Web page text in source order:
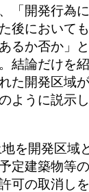
「開発行為
後において
るか否か」
結論だけを
た開発区域
ように説示
を開発区域
定建築物等
可の取消し